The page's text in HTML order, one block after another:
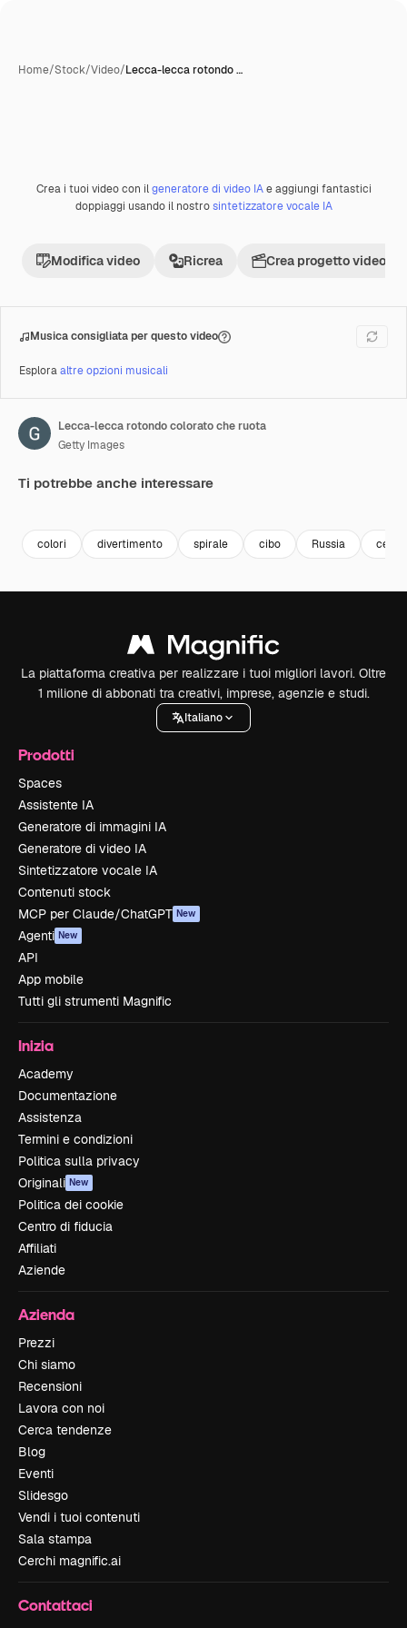
Home/Stock/Video/Lecca-lecca rotondo …
Premium
Crea i tuoi video con ilgeneratore di video IAe aggiungi fantastici
doppiaggi usando il nostrosintetizzatore vocale IA
Modifica video Ricrea Crea progetto video
Musica consigliata per questo video
Esploraaltre opzioni musicali
Lecca-lecca rotondo colorato che ruota
Getty Images
Ti potrebbe anche interessare
colori divertimento spirale cibo Russia
La piattaforma creativa per realizzare i tuoi migliori lavori. Oltre
1 milione di abbonati tra creativi, imprese, agenzie e studi.
Italiano
Prodotti
Spaces
Assistente IA
Generatore di immagini IA
Generatore di video IA
Sintetizzatore vocale IA
Contenuti stock
MCP per Claude/ChatGPT New
Agenti New
API
App mobile
Tutti gli strumenti Magnific
Inizia
Academy
Documentazione
Assistenza
Termini e condizioni
Politica sulla privacy
Originali New
Politica dei cookie
Centro di fiducia
Affiliati
Aziende
Azienda
Prezzi
Chi siamo
Recensioni
Lavora con noi
Cerca tendenze
Blog
Eventi
Slidesgo
Vendi i tuoi contenuti
Sala stampa
Cerchi magnific.ai
Contattaci